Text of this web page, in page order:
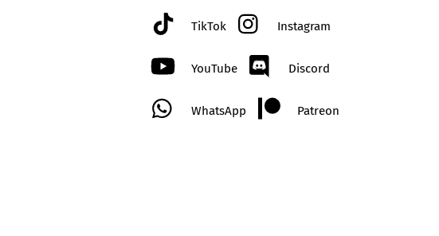
TikTok Instagram
YouTube Discord
WhatsApp Patreon